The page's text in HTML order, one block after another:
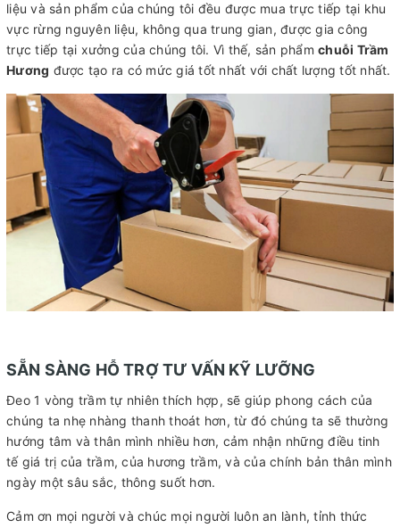
liệu và sản phẩm của chúng tôi đều được mua trực tiếp tại khu
vực rừng nguyên liệu, không qua trung gian, được gia công
trực tiếp tại xưởng của chúng tôi. Vì thế, sản phẩm chuỗi Trầm
Hương được tạo ra có mức giá tốt nhất với chất lượng tốt nhất.
SẴN SÀNG HỖ TRỢ TƯ VẤN KỸ LƯỠNG
Đeo 1 vòng trầm tự nhiên thích hợp, sẽ giúp phong cách của
chúng ta nhẹ nhàng thanh thoát hơn, từ đó chúng ta sẽ thường
hướng tâm và thân mình nhiều hơn, cảm nhận những điều tinh
tế giá trị của trầm, của hương trầm, và của chính bản thân mình
ngày một sâu sắc, thông suốt hơn.
Cảm ơn mọi người và chúc mọi người luôn an lành, tỉnh thức